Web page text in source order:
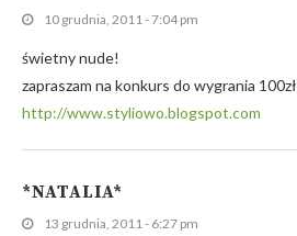
10 grudnia, 2011 - 7:04 pm
świetny nude!
zapraszam na konkurs do wygrania 100zł
http://www.styliowo.blogspot.com
*NATALIA*
13 grudnia, 2011 - 6:27 pm